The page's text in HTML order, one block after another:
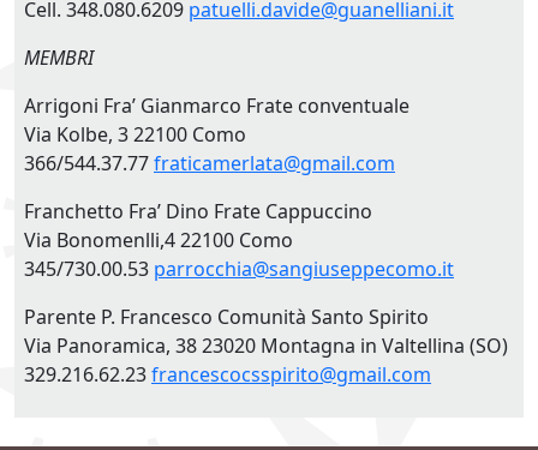
Cell. 348.080.6209 patuelli.davide@guanelliani.it
MEMBRI
Arrigoni Fra’ Gianmarco Frate conventuale
Via Kolbe, 3 22100 Como
366/544.37.77fraticamerlata@gmail.com
Franchetto Fra’ Dino Frate Cappuccino
Via Bonomenlli,4 22100 Como
345/730.00.53 parrocchia@sangiuseppecomo.it
Parente P. Francesco Comunità Santo Spirito
Via Panoramica, 38 23020 Montagna in Valtellina (SO)
329.216.62.23francescocsspirito@gmail.com